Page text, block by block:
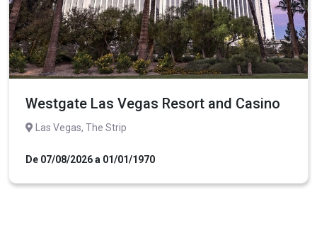
Westgate Las Vegas Resort and Casino
Las Vegas, The Strip
De 07/08/2026 a 01/01/1970